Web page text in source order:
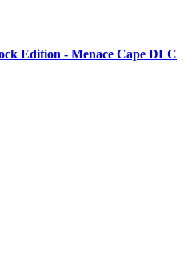
Edition - Menace Cape DLC